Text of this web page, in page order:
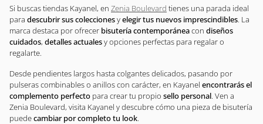
Si buscas tiendas Kayanel, en Zenia Boulevard tienes una parada ideal
para descubrir sus coleccionesyelegir tus nuevos imprescindibles. La
marca destaca por ofrecer bisutería contemporáneacon diseños
cuidados, detalles actualesy opciones perfectas para regalar o
regalarte.
Desde pendientes largos hasta colgantes delicados, pasando por
pulseras combinables o anillos con carácter, en Kayanel encontrarás el
complemento perfecto para crear tu propio sello personal. Ven a
Zenia Boulevard, visita Kayanel y descubre cómo una pieza de bisutería
puedecambiar por completo tu look.